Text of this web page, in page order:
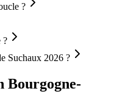
?
?
Suchaux 2026 ?
Bourgogne-